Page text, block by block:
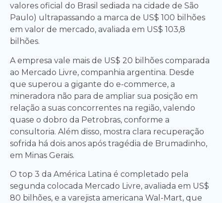
valores oficial do Brasil sediada na cidade de São
Paulo) ultrapassando a marca de US$ 100 bilhões
em valor de mercado, avaliada em US$ 103,8
bilhões.
A empresa vale mais de US$ 20 bilhões comparada
ao Mercado Livre, companhia argentina. Desde
que superou a gigante do e-commerce, a
mineradora não para de ampliar sua posição em
relação a suas concorrentes na região, valendo
quase o dobro da Petrobras, conforme a
consultoria. Além disso, mostra clara recuperação
sofrida há dois anos após tragédia de Brumadinho,
em Minas Gerais.
O top 3 da América Latina é completado pela
segunda colocada Mercado Livre, avaliada em US$
80 bilhões, e a varejista americana Wal-Mart, que